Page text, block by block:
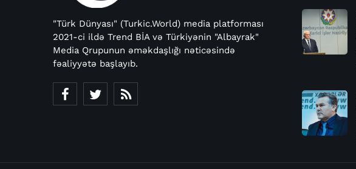
"Türk Dünyası" (Turkic.World) media platforması
2021-ci ildə Trend BİA və Türkiyənin "Albayrak"
Media Qrupunun əməkdaşlığı nəticəsində
fəaliyyətə başlayıb.